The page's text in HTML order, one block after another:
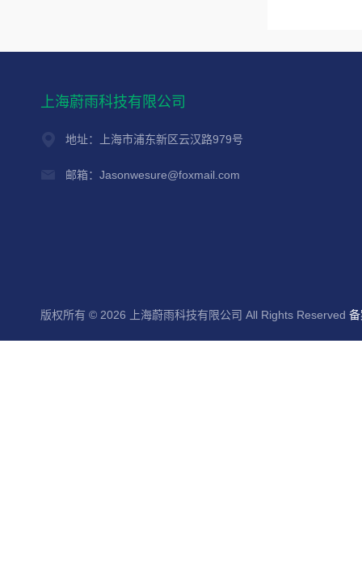
上海蔚雨科技有限公司
地址：上海市浦东新区云汉路979号
邮箱：Jasonwesure@foxmail.com
版权所有 © 2026 上海蔚雨科技有限公司 All Rights Reserved